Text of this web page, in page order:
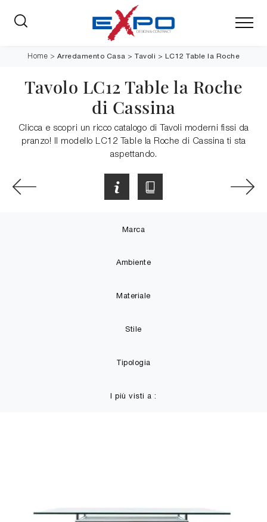
Home > Arredamento Casa > Tavoli > LC12 Table la Roche
Tavolo LC12 Table la Roche
di Cassina
Clicca e scopri un ricco catalogo di Tavoli moderni fissi da
pranzo! Il modello LC12 Table la Roche di Cassina ti sta
aspettando.
Marca
Ambiente
Materiale
Stile
Tipologia
I più visti a :